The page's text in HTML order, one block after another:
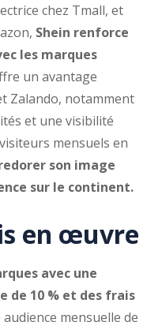
chez Tmall, et
Shein renforce
les marques
un avantage
Zalando, notamment
et une visibilité
mensuels en
son image
sur le continent.
en œuvre
avec une
de 10 % et des frais
audience mensuelle de